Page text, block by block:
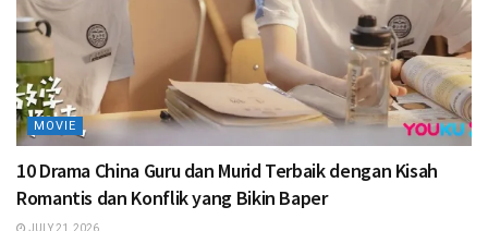
MOVIE
10 Drama China Guru dan Murid Terbaik dengan Kisah
Romantis dan Konflik yang Bikin Baper